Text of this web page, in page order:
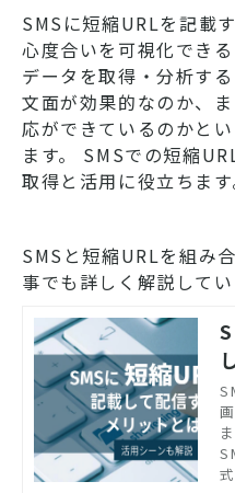
SMSに短縮URLを記載
心度合いを可視化でき
データを取得・分析す
文面が効果的なのか、
応ができているのかと
ます。 SMSでの短縮
取得と活用に役立ちます
SMSと短縮URLを組み
事でも詳しく解説してい